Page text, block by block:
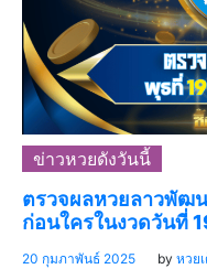
ข่าวหวยดังวันนี้
ตรวจผลหวยลาวพัฒ
ก่อนใครในงวดวันที่
20 กุมภาพันธ์ 2025 by หวย